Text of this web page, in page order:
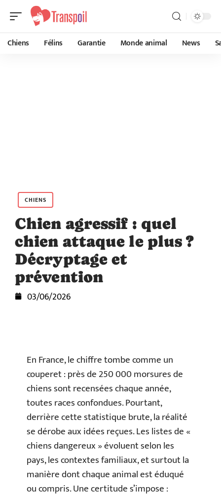
Chiens Félins Garantie Monde animal News
CHIENS
Chien agressif : quel
chien attaque le plus ?
Décryptage et
prévention
03/06/2026
En France, le chiffre tombe comme un
couperet : près de 250 000 morsures de
chiens sont recensées chaque année,
toutes races confondues. Pourtant,
derrière cette statistique brute, la réalité
se dérobe aux idées reçues. Les listes de «
chiens dangereux » évoluent selon les
pays, les contextes familiaux, et surtout la
manière dont chaque animal est éduqué
ou compris. Une certitude s’impose :